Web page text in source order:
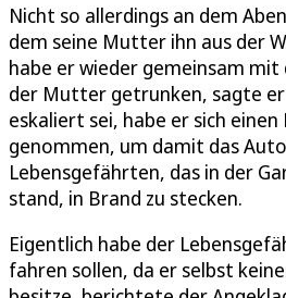
Nicht so allerdings an dem
dem seine Mutter ihn aus der
habe er wieder gemeinsam
der Mutter getrunken, sagte er
eskaliert sei, habe er sich
genommen, um damit das
Lebensgefährten, das in der
stand, in Brand zu stecken.
Eigentlich habe der
fahren sollen, da er selbst